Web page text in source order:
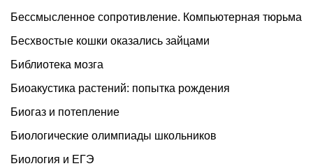
Бессмысленное сопротивление. Компьютерная тюрьма
Бесхвостые кошки оказались зайцами
Библиотека мозга
Биоакустика растений: попытка рождения
Биогаз и потепление
Биологические олимпиады школьников
Биология и ЕГЭ